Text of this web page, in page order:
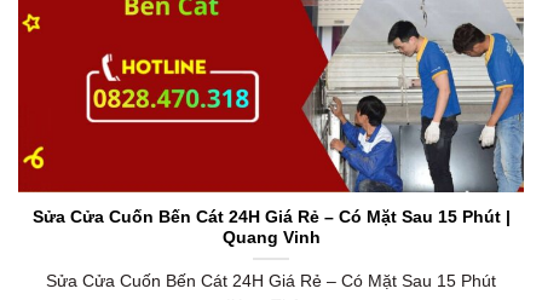
Sửa Cửa Cuốn Bến Cát 24H Giá Rẻ – Có Mặt Sau 15 Phút |
Quang Vinh
Sửa Cửa Cuốn Bến Cát 24H Giá Rẻ – Có Mặt Sau 15 Phút